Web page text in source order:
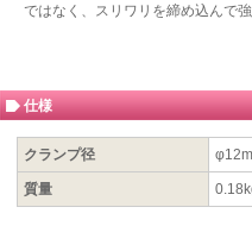
ではなく、スリワリを締め込んで
仕様
クランプ径
質量